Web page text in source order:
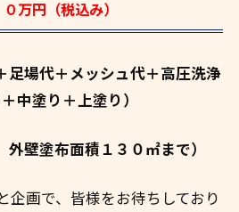
万円（税込み）
足場代＋メッシュ代＋高圧洗浄
中塗り＋上塗り）
壁塗布面積１３０㎡まで）
企画で、皆様をお待ちしており